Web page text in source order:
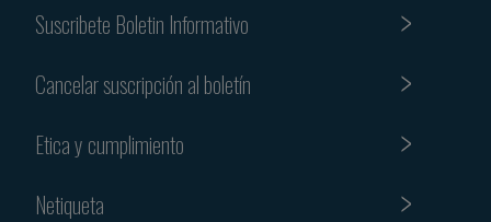
Suscribete Boletin Informativo
Cancelar suscripción al boletín
Etica y cumplimiento
Netiqueta